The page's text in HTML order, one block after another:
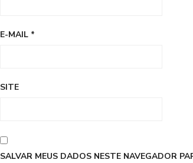
E-MAIL *
SITE
SALVAR MEUS DADOS NESTE NAVEGADOR